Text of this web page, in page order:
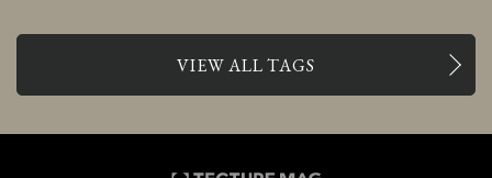
VIEW ALL TAGS